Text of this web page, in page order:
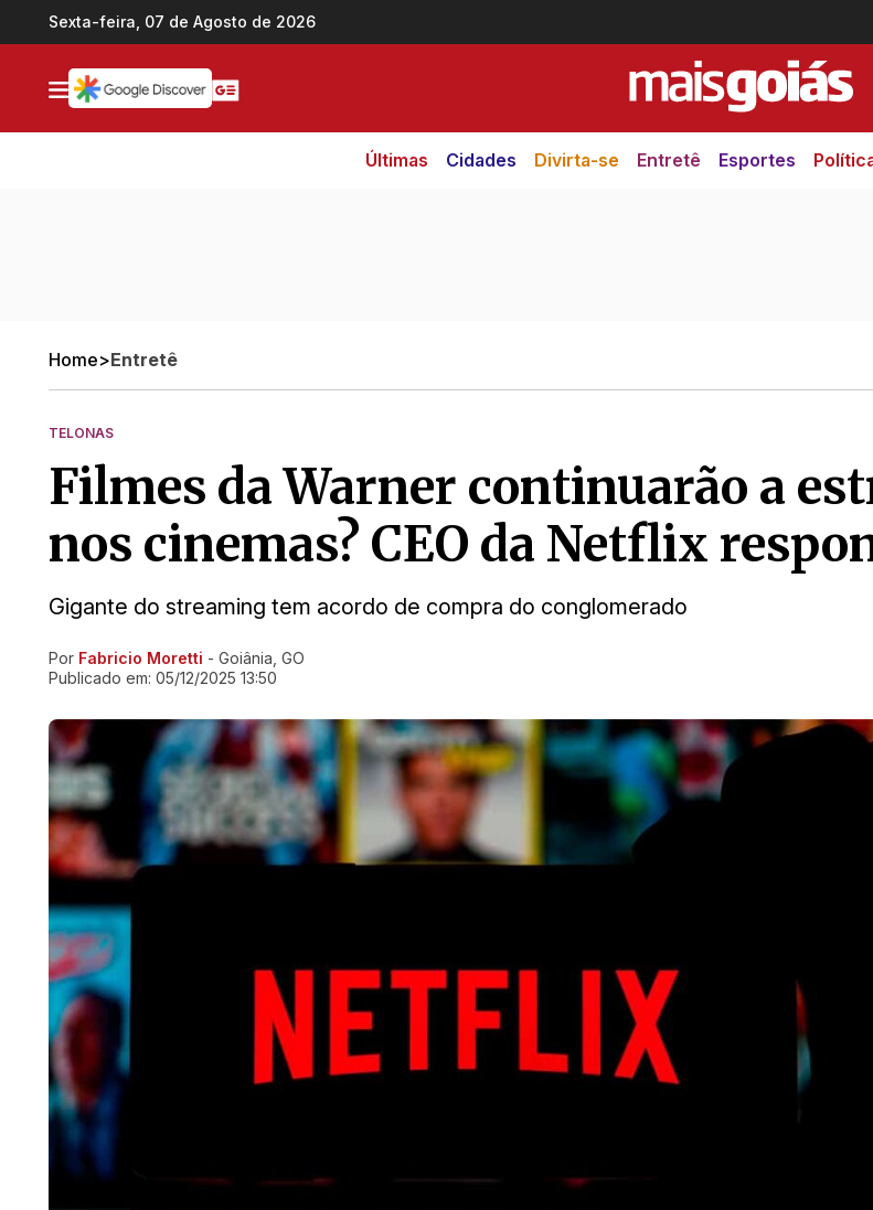
Ir direto pro conteúdo
Sexta-feira, 07 de Agosto de 2026
Últimas Cidades Divirta-se Entretê Esportes
Home>Entretê
TELONAS
Filmes da Warner continuarão a
nos cinemas? CEO da Netflix
Gigante do streaming tem acordo de compra do conglomerado
Ir direto pra matéria
Por Fabricio Moretti - Goiânia, GO
Publicado em: 05/12/2025 13:50